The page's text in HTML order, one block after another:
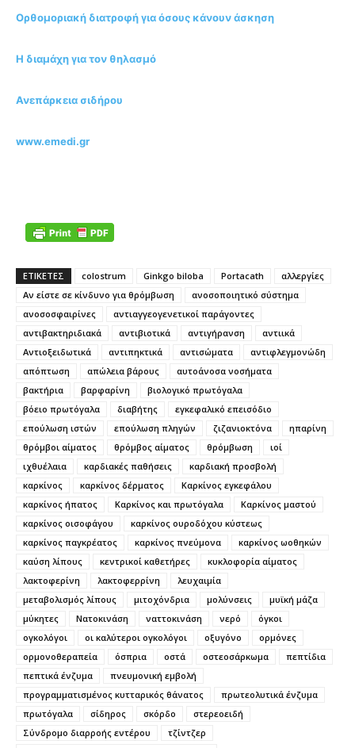
Ορθομοριακή διατροφή για όσους κάνουν άσκηση
Η διαμάχη για τον θηλασμό
Ανεπάρκεια σιδήρου
www.emedi.gr
ΕΤΙΚΕΤΕΣ colostrum Ginkgo biloba Portacath
αλλεργίες
Αν είστε σε κίνδυνο για θρόμβωση
ανοσοποιητικό σύστημα
ανοσοσφαιρίνες
αντιαγγεογενετικοί παράγοντες
αντιβακτηριδιακά
αντιβιοτικά αντιγήρανση
αντιικά
Αντιοξειδωτικά
αντιπηκτικά αντισώματα
αντιφλεγμονώδη
απόπτωση
απώλεια βάρους
αυτοάνοσα νοσήματα
βακτήρια
βαρφαρίνη
βιολογικό πρωτόγαλα
βόειο πρωτόγαλα
διαβήτης
εγκεφαλικό επεισόδιο
επούλωση ιστών
επούλωση πληγών ζιζανιοκτόνα
ηπαρίνη
θρόμβοι αίματος
θρόμβος αίματος θρόμβωση
ιοί
ιχθυέλαια
καρδιακές παθήσεις
καρδιακή προσβολή
καρκίνος
καρκίνος δέρματος
Καρκίνος εγκεφάλου
καρκίνος ήπατος
Καρκίνος και πρωτόγαλα
Καρκίνος μαστού
καρκίνος οισοφάγου
καρκίνος ουροδόχου κύστεως
καρκίνος παγκρέατος
καρκίνος πνεύμονα
καρκίνος ωοθηκών
καύση λίπους
κεντρικοί καθετήρες
κυκλοφορία αίματος
λακτοφερίνη
λακτοφερρίνη
λευχαιμία
μεταβολισμός λίπους
μιτοχόνδρια μολύνσεις
μυϊκή μάζα
μύκητες
Νατοκινάση ναττοκινάση νερό
όγκοι
ογκολόγοι
οι καλύτεροι ογκολόγοι οξυγόνο
ορμόνες
ορμονοθεραπεία
όσπρια οστά οστεοσάρκωμα
πεπτίδια
πεπτικά ένζυμα
πνευμονική εμβολή
προγραμματισμένος κυτταρικός θάνατος
πρωτεολυτικά ένζυμα
πρωτόγαλα
σίδηρος σκόρδο
στερεοειδή
Σύνδρομο διαρροής εντέρου
τζίντζερ